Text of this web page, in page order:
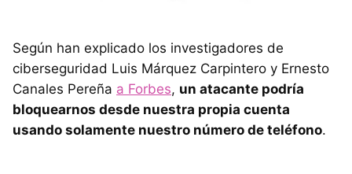
Según han explicado los investigadores de
ciberseguridad Luis Márquez Carpintero y Ernesto
Canales Pereña a Forbes, un atacante podría
bloquearnos desde nuestra propia cuenta
usando solamente nuestro número de teléfono.